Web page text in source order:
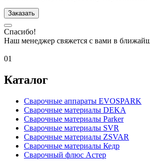
Заказать
Спасибо!
Наш менеджер свяжется с вами в
01
Каталог
Сварочные аппараты EVOSPARK
Сварочные материалы DEKA
Сварочные материалы Parker
Сварочные материалы SVR
Сварочные материалы ZSVAR
Сварочные материалы Кедр
Сварочный флюс Астер